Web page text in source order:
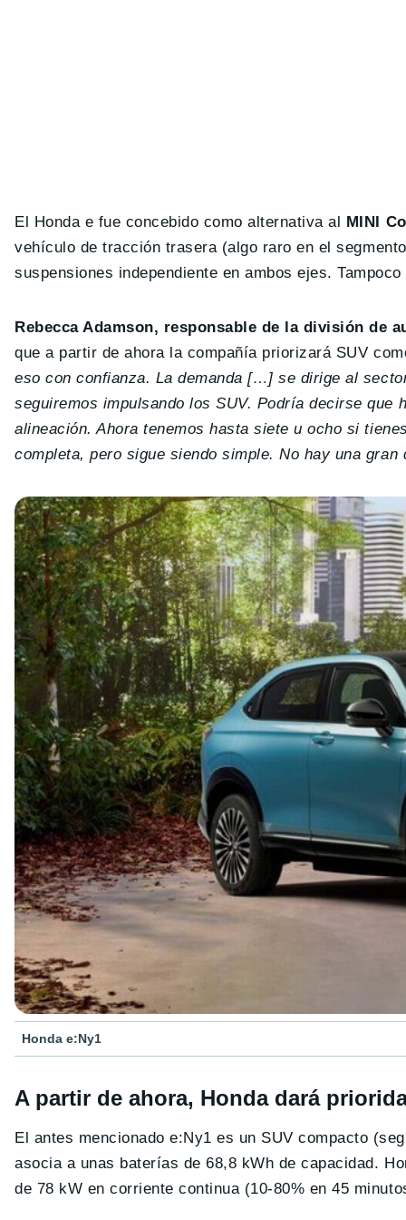
El Honda e fue concebido como alternativa al MINI
vehículo de tracción trasera (algo raro en el
suspensiones independiente en ambos ejes.
Rebecca Adamson, responsable de la división de
que a partir de ahora la compañía priorizará SUV
eso con confianza. La demanda […] se dirige al
seguiremos impulsando los SUV. Podría decirse que
alineación. Ahora tenemos hasta siete u ocho si
completa, pero sigue siendo simple. No hay una gran
Honda e:Ny1
A partir de ahora, Honda dará
El antes mencionado e:Ny1 es un SUV compacto
asocia a unas baterías de 68,8 kWh de capacidad.
de 78 kW en corriente continua (10-80% en 45